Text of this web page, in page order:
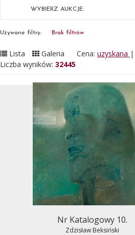
WYBIERZ AUKCJE:
Używane filtry: Brak filtrów
Lista Galeria Cena: uzyskana |
Liczba wyników: 32445
Nr Katalogowy 10.
Zdzisław Beksiński